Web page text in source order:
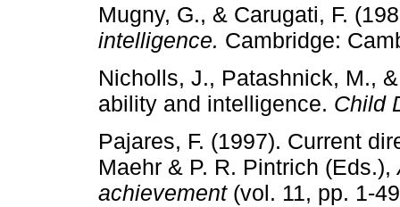
Mugny, G., & Carugati, F.
intelligence. Cambridge:
Nicholls, J., Patashnick, M.,
ability and intelligence. Child
Pajares, F. (1997). Current
Maehr & P. R. Pintrich (Eds.),
achievement (vol. 11, pp.